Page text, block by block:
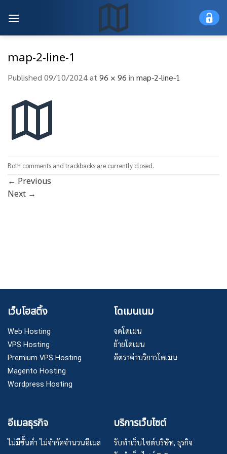
map-2-line-1
Published 09/10/2024at 96 × 96 in map-2-line-1
Both comments and trackbacks are currently closed.
← Previous
Next →
เว็บโฮสติ้ง
Web Hosting
VPS Hosting
Premium VPS Hosting
Magento Hosting
Wordpress Hosting
โดเมนเนม
จดโดเมน
ย้ายโดเมน
อัตราค่าบริการโดเมน
อีเมลธุรกิจ
ไม่มีขั้นต่ำ ไม่จำกัดจำนวนอีเมล
บริการเว็บไซต์
รับทำเว็บไซต์บริษัท, ธุรกิจ